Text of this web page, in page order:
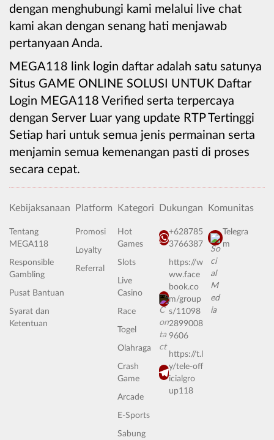
dengan menghubungi kami melalui live chat
kami akan dengan senang hati menjawab
pertanyaan Anda.
MEGA118 link login daftar adalah satu satunya
Situs GAME ONLINE SOLUSI UNTUK Daftar
Login MEGA118 Verified serta terpercaya
dengan Server Luar yang update RTP Tertinggi
Setiap hari untuk semua jenis permainan serta
menjamin semua kemenangan pasti di proses
secara cepat.
Kebijaksanaan
Tentang
MEGA118
Responsible
Gambling
Pusat Bantuan
Syarat dan
Ketentuan
Platform
Promosi
Loyalty
Referral
Kategori
Hot
Games
Slots
Live
Casino
Race
Togel
Olahraga
Crash
Game
Arcade
E-Sports
Sabung
Dukungan
+628785
3766387
https://w
ww.face
book.co
m/group
s/11098
2899008
9606
https://t.l
y/tele-off
icialgro
up118
Komunitas
Telegra
m